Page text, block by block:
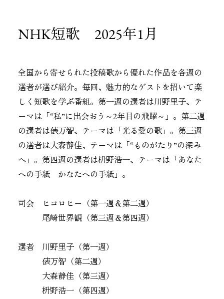
NHK短歌 2025年1月
全国から寄せられた投稿歌から優れた作品を各週の
選者が選び紹介。毎回、魅力的なゲストを招いて楽
しく短歌を学ぶ番組。第一週の選者は川野里子、テ
ーマは「“私”に出会おう～2年目の飛躍～」。第二週
の選者は俵万智、テーマは「光る愛の歌」。第三週
の選者は大森静佳、テーマは「“ものがたり”の深み
へ」。第四週の選者は枡野浩一、テーマは「あなた
への手紙 かなたへの手紙」。
司会 ヒコロヒー（第一週＆第二週）
尾崎世界観（第三週＆第四週）
選者 川野里子（第一週）
俵万智（第二週）
大森静佳（第三週）
枡野浩一（第四週）